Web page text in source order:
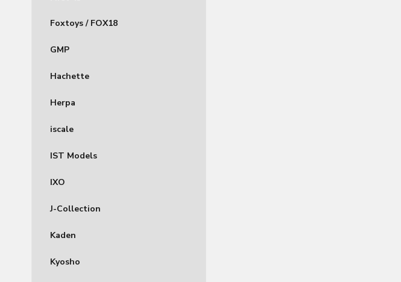
Foxtoys / FOX18
GMP
Hachette
Herpa
iscale
IST Models
IXO
J-Collection
Kaden
Kyosho